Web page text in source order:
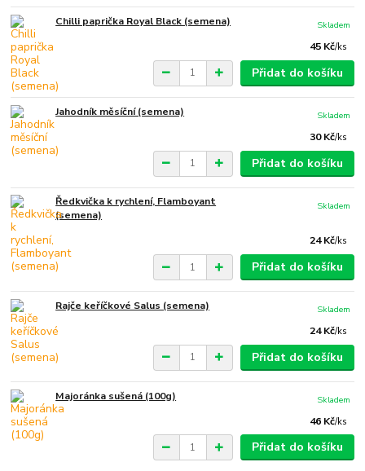
Chilli paprička Royal Black (semena)
45 Kč/ks
Skladem
Přidat do košíku
Jahodník měsíční (semena)
30 Kč/ks
Skladem
Přidat do košíku
Ředkvička k rychlení, Flamboyant
(semena)
24 Kč/ks
Skladem
Přidat do košíku
Rajče keříčkové Salus (semena)
24 Kč/ks
Skladem
Přidat do košíku
Majoránka sušená (100g)
46 Kč/ks
Skladem
Přidat do košíku